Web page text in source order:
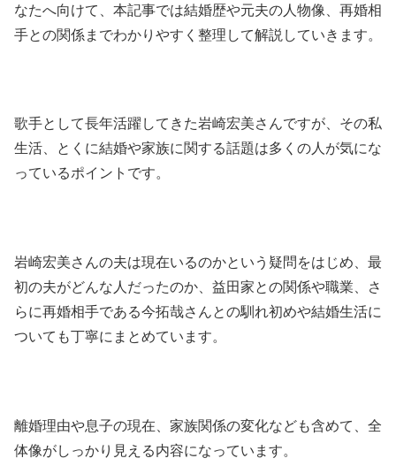
なたへ向けて、本記事では結婚歴や元夫の人物像、再婚相
手との関係までわかりやすく整理して解説していきます。
歌手として長年活躍してきた岩崎宏美さんですが、その私
生活、とくに結婚や家族に関する話題は多くの人が気にな
っているポイントです。
岩崎宏美さんの夫は現在いるのかという疑問をはじめ、最
初の夫がどんな人だったのか、益田家との関係や職業、さ
らに再婚相手である今拓哉さんとの馴れ初めや結婚生活に
ついても丁寧にまとめています。
離婚理由や息子の現在、家族関係の変化なども含めて、全
体像がしっかり見える内容になっています。